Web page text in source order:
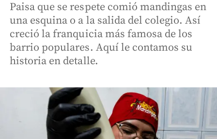
Paisa que se respete comió mandingas en
una esquina o a la salida del colegio. Así
creció la franquicia más famosa de los
barrio populares. Aquí le contamos su
historia en detalle.